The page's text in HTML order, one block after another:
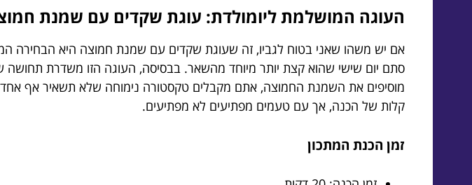
העוגה המושלמת ליומולדת: עוגת שקדים עם שמנת
אם יש משהו שאני בטוח לגביו, זה שעוגת שקדים עם שמנת חמוצה היא הבחירה
סתם יום שישי שהוא קצת יותר מיוחד מהשאר. בבסיסה, העוגה הזו משדרת
מוסיפים את השמנת החמוצה, אתם מקבלים טקסטורה נימוחה שלא תשאיר אף אחד
קלות של הכנה, אך עם טעמים מפתיעים לא מפתיעים.
זמן הכנת המתכון